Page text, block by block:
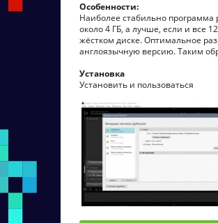
Особенности:
Наиболее стабильно программа
около 4 ГБ, а лучше, если и все
жёстком диске. Оптимальное
англоязычную версию. Таким
Установка
Установить и пользоваться